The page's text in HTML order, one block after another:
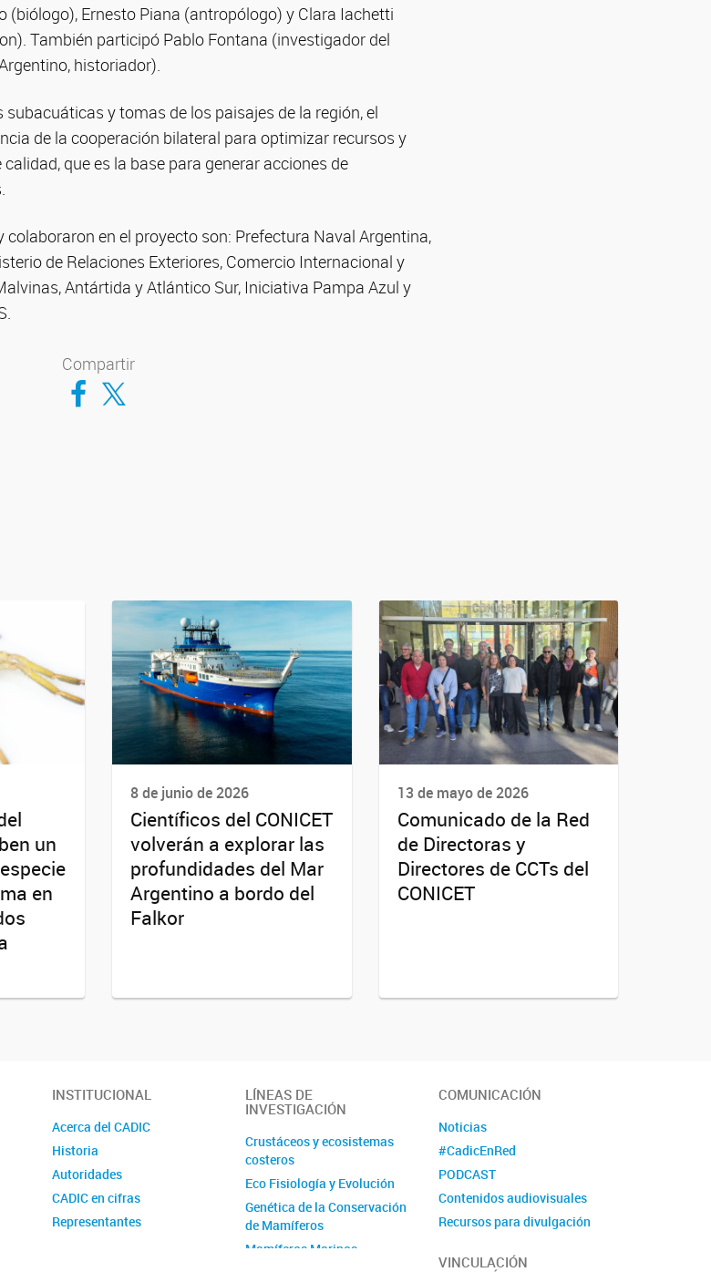
(biólogo), Ernesto Piana (antropólogo) y Clara Iachetti
También participó Pablo Fontana (investigador del
historiador).
y tomas de los paisajes de la región, el
de la cooperación bilateral para optimizar recursos y
que es la base para generar acciones de
en el proyecto son: Prefectura Naval Argentina,
de Relaciones Exteriores, Comercio Internacional y
Antártida y Atlántico Sur, Iniciativa Pampa Azul y
Compartir
Compartir en Facebook
Compartir en Twitter
un
en
8 de junio de 2026
Científicos del CONICET
volverán a explorar las
profundidades del Mar
Argentino a bordo del
Falkor
13 de mayo de 2026
Comunicado de la Red
de Directoras y
Directores de CCTs del
CONICET
INSTITUCIONAL
Acerca del CADIC
Historia
Autoridades
CADIC en cifras
Representantes
LÍNEAS DE
INVESTIGACIÓN
Crustáceos y ecosistemas
costeros
Eco Fisiología y Evolución
Genética de la Conservación
de Mamíferos
Mamíferos Marinos
COMUNICACIÓN
Noticias
#CadicEnRed
PODCAST
Contenidos audiovisuales
Recursos para divulgación
VINCULACIÓN